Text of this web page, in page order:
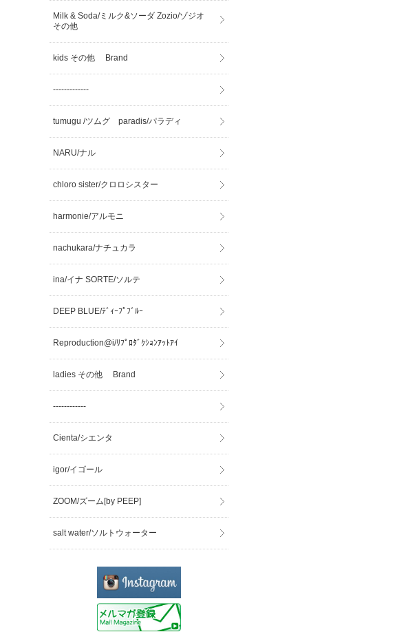
Milk & Soda/ミルク&ソーダ Zozio/ゾジオ
その他
kids その他 Brand
-------------
tumugu /ツムグ paradis/パラディ
NARU/ナル
chloro sister/クロロシスター
harmonie/アルモニ
nachukara/ナチュカラ
ina/イナ SORTE/ソルテ
DEEP BLUE/ﾃﾞｨｰﾌﾟﾌﾞﾙｰ
Reproduction@i/ﾘﾌﾟﾛﾀﾞｸｼｮﾝｱｯﾄｱｲ
ladies その他 Brand
------------
Cienta/シエンタ
igor/イゴール
ZOOM/ズーム[by PEEP]
salt water/ソルトウォーター